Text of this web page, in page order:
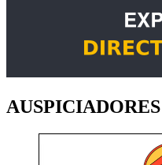
AUSPICIADORES